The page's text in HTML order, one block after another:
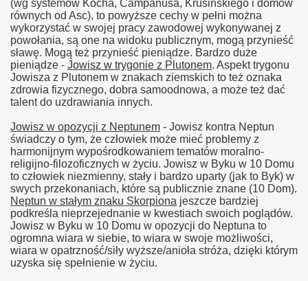
(wg systemów Kocha, Campanusa, Krusińskiego i domów
równych od Asc), to powyższe cechy w pełni można
wykorzystać w swojej pracy zawodowej wykonywanej z
powołania, są one na widoku publicznym, mogą przynieść
sławę. Mogą też przynieść pieniądze. Bardzo duże
pieniądze - Jowisz w trygonie z Plutonem. Aspekt trygonu
Jowisza z Plutonem w znakach ziemskich to też oznaka
zdrowia fizycznego, dobra samoodnowa, a może też dać
talent do uzdrawiania innych.
Jowisz w opozycji z Neptunem - Jowisz kontra Neptun
świadczy o tym, że człowiek może mieć problemy z
harmonijnym wypośrodkowaniem tematów moralno-
religijno-filozoficznych w życiu. Jowisz w Byku w 10 Domu
to człowiek niezmienny, stały i bardzo uparty (jak to Byk) w
swych przekonaniach, które są publicznie znane (10 Dom).
Neptun w stałym znaku Skorpiona jeszcze bardziej
podkreśla nieprzejednanie w kwestiach swoich poglądów.
Jowisz w Byku w 10 Domu w opozycji do Neptuna to
ogromna wiara w siebie, to wiara w swoje możliwości,
wiara w opatrzność/siły wyższe/anioła stróża, dzięki którym
uzyska się spełnienie w życiu.